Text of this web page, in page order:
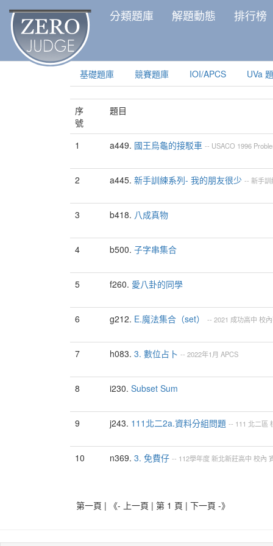
分類題庫 解題動態 排行榜
基礎題庫 競賽題庫 IOI/APCS UVa
序
號
題目
1 a449. 國王烏龜的接駁車 -- USACO 1996
2 a445. 新手訓練系列- 我的朋友很少 -- 新手
3 b418. 八成真物
4 b500. 子字串集合
5 f260. 愛八卦的同學
6 g212. E.魔法集合（set） -- 2021 成功高中 校
7 h083. 3. 數位占卜 -- 2022年1月 APCS
8 i230. Subset Sum
9 j243. 111北二2a.資料分組問題 -- 111 北二區
10 n369. 3. 免費仔 -- 112學年度新北新莊高中 校內
第一頁 | 《- 上一頁 | 第 1 頁 | 下一頁 -》